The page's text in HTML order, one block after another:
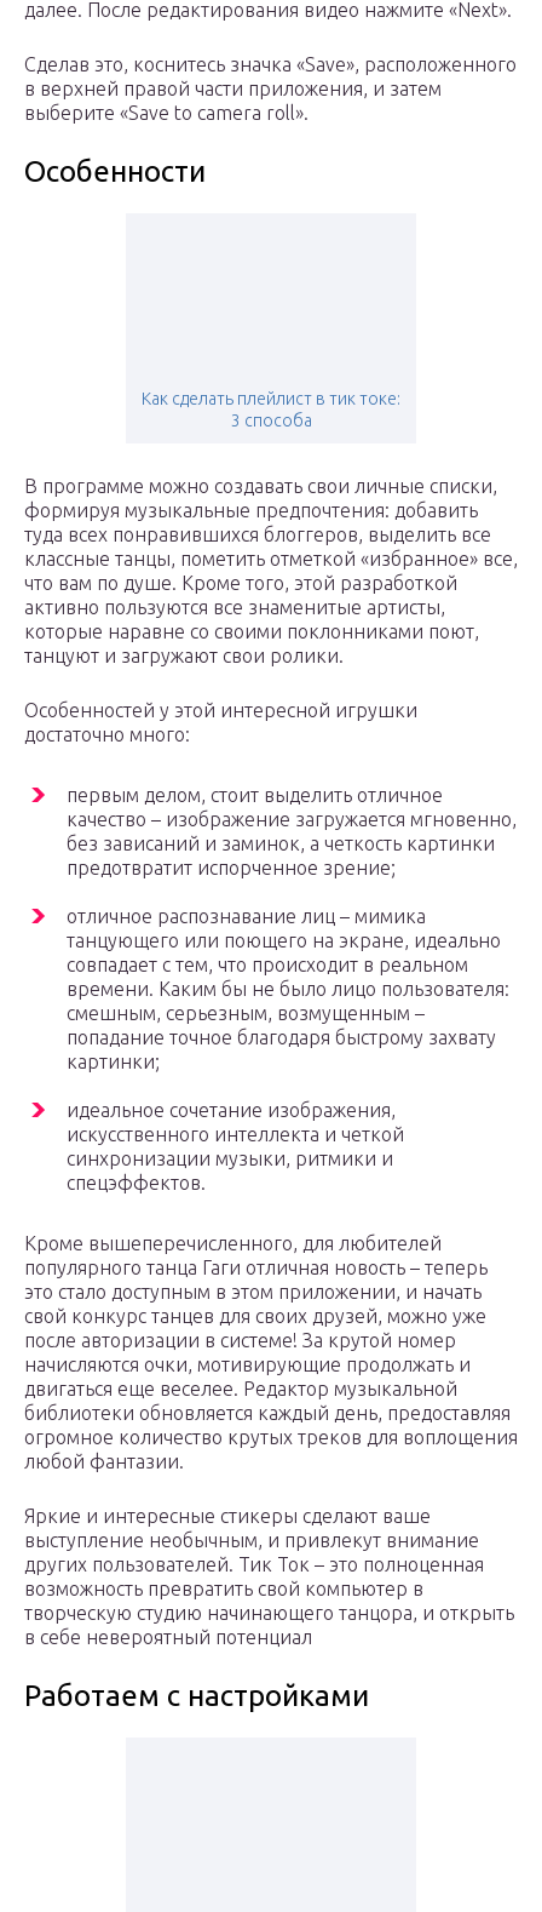
далее. После редактирования видео нажмите «Next».
Сделав это, коснитесь значка «Save», расположенного
в верхней правой части приложения, и затем
выберите «Save to camera roll».
Особенности
Как сделать плейлист в тик токе:
3 способа
В программе можно создавать свои личные списки,
формируя музыкальные предпочтения: добавить
туда всех понравившихся блоггеров, выделить все
классные танцы, пометить отметкой «избранное» все,
что вам по душе. Кроме того, этой разработкой
активно пользуются все знаменитые артисты,
которые наравне со своими поклонниками поют,
танцуют и загружают свои ролики.
Особенностей у этой интересной игрушки
достаточно много:
первым делом, стоит выделить отличное
качество – изображение загружается мгновенно,
без зависаний и заминок, а четкость картинки
предотвратит испорченное зрение;
отличное распознавание лиц – мимика
танцующего или поющего на экране, идеально
совпадает с тем, что происходит в реальном
времени. Каким бы не было лицо пользователя:
смешным, серьезным, возмущенным –
попадание точное благодаря быстрому захвату
картинки;
идеальное сочетание изображения,
искусственного интеллекта и четкой
синхронизации музыки, ритмики и
спецэффектов.
Кроме вышеперечисленного, для любителей
популярного танца Гаги отличная новость – теперь
это стало доступным в этом приложении, и начать
свой конкурс танцев для своих друзей, можно уже
после авторизации в системе! За крутой номер
начисляются очки, мотивирующие продолжать и
двигаться еще веселее. Редактор музыкальной
библиотеки обновляется каждый день, предоставляя
огромное количество крутых треков для воплощения
любой фантазии.
Яркие и интересные стикеры сделают ваше
выступление необычным, и привлекут внимание
других пользователей. Тик Ток – это полноценная
возможность превратить свой компьютер в
творческую студию начинающего танцора, и открыть
в себе невероятный потенциал
Работаем с настройками